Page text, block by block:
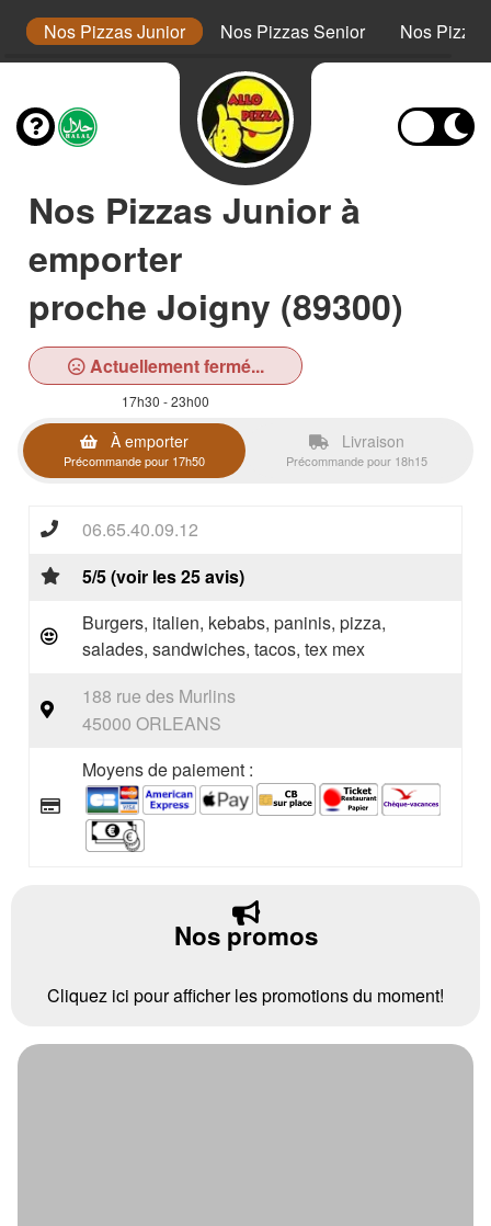
Nos Pizzas Junior Nos Pizzas Senior Nos Pizza
Nos Pizzas Junior à
emporter
proche Joigny (89300)
Actuellement fermé...
17h30 - 23h00
À emporter
Précommande pour 17h50
Livraison
Précommande pour 18h15
06.65.40.09.12
5/5 (voir les 25 avis)
Burgers, italien, kebabs, paninis, pizza,
salades, sandwiches, tacos, tex mex
188 rue des Murlins
45000 ORLEANS
Moyens de paiement :
Nos promos
Cliquez ici pour afficher les promotions du moment!